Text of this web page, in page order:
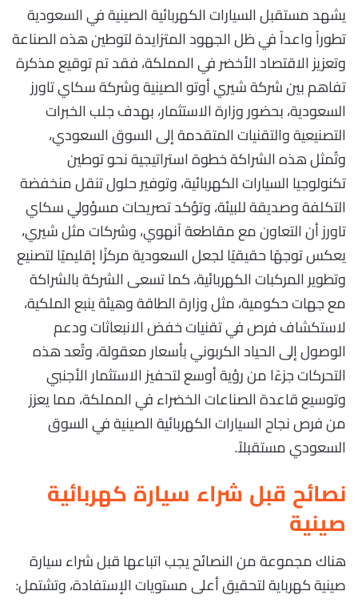
يشهد مستقبل السيارات الكهربائية الصينية في السعودية
تطوراً واعداً في ظل الجهود المتزايدة لتوطين هذه الصناعة
وتعزيز الاقتصاد الأخضر في المملكة، فقد تم توقيع مذكرة
تفاهم بين شركة شيري أوتو الصينية وشركة سكاي تاورز
السعودية، بحضور وزارة الاستثمار، بهدف جلب الخبرات
التصنيعية والتقنيات المتقدمة إلى السوق السعودي،
وتُمثل هذه الشراكة خطوة استراتيجية نحو توطين
تكنولوجيا السيارات الكهربائية، وتوفير حلول تنقل منخفضة
التكلفة وصديقة للبيئة، وتؤكد تصريحات مسؤولي سكاي
تاورز أن التعاون مع مقاطعة آنهوي، وشركات مثل شيري،
يعكس توجهًا حقيقيًا لجعل السعودية مركزًا إقليميًا لتصنيع
وتطوير المركبات الكهربائية، كما تسعى الشركة بالشراكة
مع جهات حكومية، مثل وزارة الطاقة وهيئة ينبع الملكية،
لاستكشاف فرص في تقنيات خفض الانبعاثات ودعم
الوصول إلى الحياد الكربوني بأسعار معقولة، وتُعد هذه
التحركات جزءًا من رؤية أوسع لتحفيز الاستثمار الأجنبي
وتوسيع قاعدة الصناعات الخضراء في المملكة، مما يعزز
من فرص نجاح السيارات الكهربائية الصينية في السوق
السعودي مستقبلاً.
نصائح قبل شراء سيارة كهربائية
صينية
هناك مجموعة من النصائح يجب اتباعها قبل شراء سيارة
صينية كهرباية لتحقيق أعلى مستويات الإستفادة، وتشتمل: